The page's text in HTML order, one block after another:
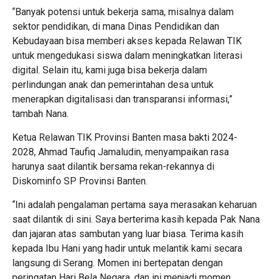
“Banyak potensi untuk bekerja sama, misalnya dalam
sektor pendidikan, di mana Dinas Pendidikan dan
Kebudayaan bisa memberi akses kepada Relawan TIK
untuk mengedukasi siswa dalam meningkatkan literasi
digital. Selain itu, kami juga bisa bekerja dalam
perlindungan anak dan pemerintahan desa untuk
menerapkan digitalisasi dan transparansi informasi,”
tambah Nana.
Ketua Relawan TIK Provinsi Banten masa bakti 2024-
2028, Ahmad Taufiq Jamaludin, menyampaikan rasa
harunya saat dilantik bersama rekan-rekannya di
Diskominfo SP Provinsi Banten.
“Ini adalah pengalaman pertama saya merasakan keharuan
saat dilantik di sini. Saya berterima kasih kepada Pak Nana
dan jajaran atas sambutan yang luar biasa. Terima kasih
kepada Ibu Hani yang hadir untuk melantik kami secara
langsung di Serang. Momen ini bertepatan dengan